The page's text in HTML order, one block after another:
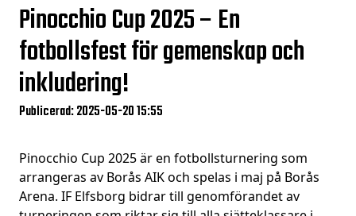
Pinocchio Cup 2025 – En
fotbollsfest för gemenskap och
inkludering!
Publicerad: 2025-05-20 15:55
Pinocchio Cup 2025 är en fotbollsturnering som
arrangeras av Borås AIK och spelas i maj på Borås
Arena. IF Elfsborg bidrar till genomförandet av